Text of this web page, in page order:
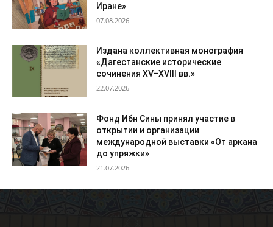
Иране»
07.08.2026
Издана коллективная монография
«Дагестанские исторические
сочинения XV–XVIII вв.»
22.07.2026
Фонд Ибн Сины принял участие в
открытии и организации
международной выставки «От аркана
до упряжки»
21.07.2026